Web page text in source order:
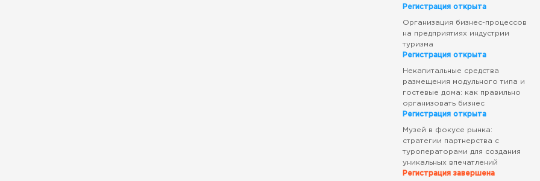
Регистрация открыта
Организация бизнес-процессов
на предприятиях индустрии
туризма
Регистрация открыта
Некапитальные средства
размещения модульного типа и
гостевые дома: как правильно
организовать бизнес
Регистрация открыта
Музей в фокусе рынка:
стратегии партнерства с
туроператорами для создания
уникальных впечатлений
Регистрация завершена